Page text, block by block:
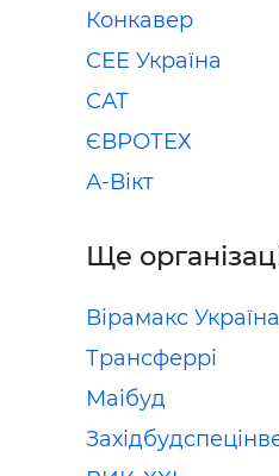
Конкавер
СЕЕ Україна
САТ
ЄВРОТЕХ
А-Вікт
Ще
Вірамакс Україна
Трансферрі
Маiбуд